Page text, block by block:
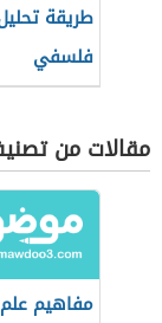
طريقة
فلسفي
مقالات من
مفاهيم علم